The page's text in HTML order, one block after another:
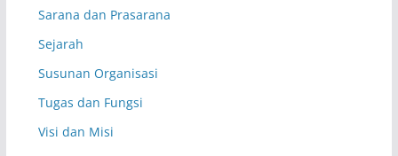
Sarana dan Prasarana
Sejarah
Susunan Organisasi
Tugas dan Fungsi
Visi dan Misi